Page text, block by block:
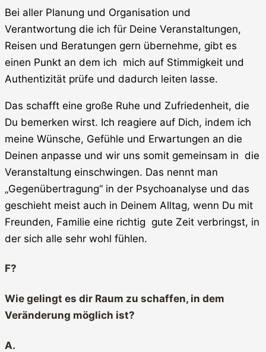
Bei aller Planung und Organisation und
Verantwortung die ich für Deine Veranstaltungen,
Reisen und Beratungen gern übernehme, gibt es
einen Punkt an dem ich mich auf Stimmigkeit und
Authentizität prüfe und dadurch leiten lasse.
Das schafft eine große Ruhe und Zufriedenheit, die
Du bemerken wirst. Ich reagiere auf Dich, indem ich
meine Wünsche, Gefühle und Erwartungen an die
Deinen anpasse und wir uns somit gemeinsam in die
Veranstaltung einschwingen. Das nennt man
„Gegenübertragung“ in der Psychoanalyse und das
geschieht meist auch in Deinem Alltag, wenn Du mit
Freunden, Familie eine richtig gute Zeit verbringst, in
der sich alle sehr wohl fühlen.
F?
Wie gelingt es dir Raum zu schaffen, in dem
Veränderung möglich ist?
A.